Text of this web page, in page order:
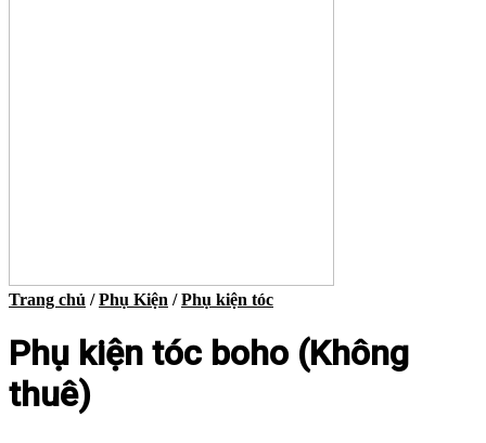
Trang chủ / Phụ Kiện / Phụ kiện tóc
Phụ kiện tóc boho (Không
thuê)